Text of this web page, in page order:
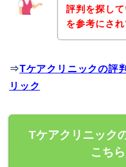
評判を探し
を参考にさ
⇒Tケアクリニックの評
リック
Tケアクリニック
こち